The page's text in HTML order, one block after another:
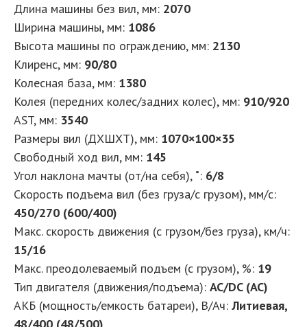
Длина машины без вил, мм: 2070
Ширина машины, мм: 1086
Высота машины по ограждению, мм: 2130
Клиренс, мм: 90/80
Колесная база, мм: 1380
Колея (передних колес/задних колес), мм: 910/920
AST, мм: 3540
Размеры вил (ДXШXТ), мм: 1070×100×35
Свободный ход вил, мм: 145
Угол наклона мачты (от/на себя), ˚: 6/8
Скорость подъема вил (без груза/с грузом), мм/с:
450/270 (600/400)
Макс. скорость движения (с грузом/без груза), км/ч:
15/16
Макс. преодолеваемый подъем (с грузом), %: 19
Тип двигателя (движения/подъема): AC/DC (AC)
АКБ (мощность/емкость батареи), В/Ач: Литиевая,